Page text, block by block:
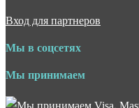
Вход для партнеров
Мы в соцсетях
Мы принимаем